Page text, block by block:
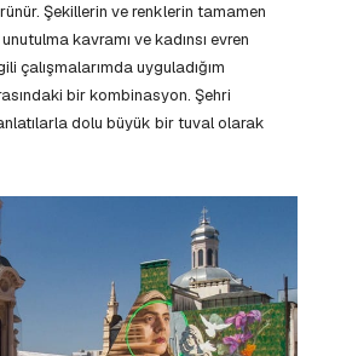
Şekillerin ve renklerin tamamen
kavramı ve kadınsı evren
çalışmalarımda uyguladığım
bir kombinasyon. Şehri
dolu büyük bir tuval olarak